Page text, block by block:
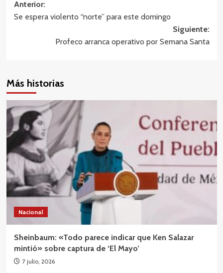
Navegación
de
entradas
Anterior:
Se espera violento “norte” para este domingo
Siguiente:
Profeco arranca operativo por Semana Santa
Más historias
Nacional
Sheinbaum: «Todo parece indicar que Ken Salazar
mintió» sobre captura de ‘El Mayo’
7 julio, 2026